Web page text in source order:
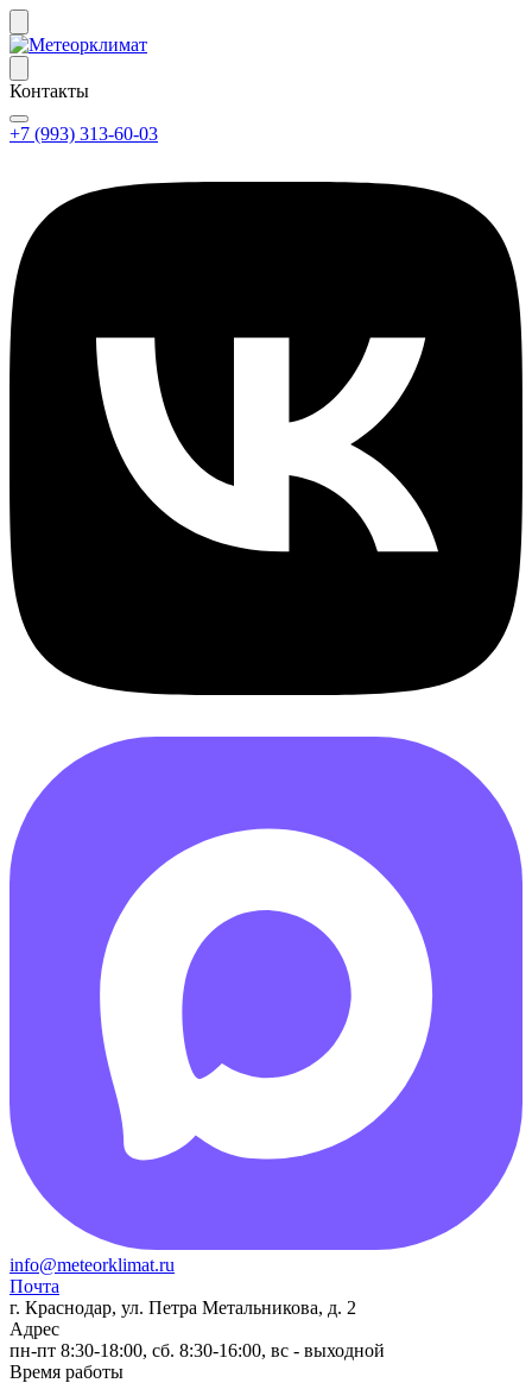
Контакты
+7 (993) 313-60-03
info@meteorklimat.ru
Почта
г. Краснодар, ул. Петра Метальникова, д. 2
Адрес
пн-пт 8:30-18:00, сб. 8:30-16:00, вс - выходной
Время работы